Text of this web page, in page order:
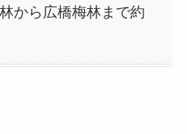
から広橋梅林まで約